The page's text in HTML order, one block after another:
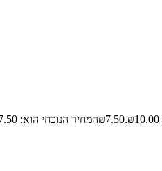
₪7.50 המחיר הנוכחי הוא: ₪7.50.